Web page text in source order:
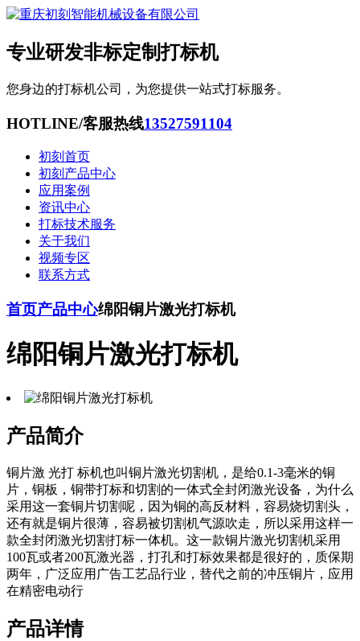
专业研发非标定制打标机
您身边的打标机公司，为您提供一站式打标服务。
HOTLINE/客服热线13527591104
初刻首页
初刻产品中心
应用案例
资讯中心
打标技术服务
关于我们
视频专区
联系方式
首页产品中心绵阳铜片激光打标机
绵阳铜片激光打标机
产品简介
铜片激 光打 标机也叫铜片激光切割机，是给0.1-3毫米的铜
片，铜板，铜带打标和切割的一体式全封闭激光设备，为什么
采用这一套铜片切割呢，因为铜的高反材料，容易烧切割头，
还有就是铜片很薄，容易被切割机气源吹走，所以采用这样一
款全封闭激光切割打标一体机。这一款铜片激光切割机采用
100瓦或者200瓦激光器，打孔和打标效果都是很好的，质保期
两年，广泛应用广告工艺品行业，替代之前的冲压铜片，应用
在精密电动行
产品详情